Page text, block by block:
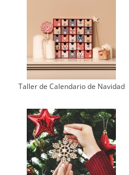
Taller de Calendario de Navidad